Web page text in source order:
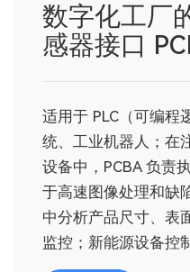
数字化工厂
感器接口
适用于 PLC（可编程
统、工业机器人；在
设备中，PCBA 负责
于高速图像处理和缺
中分析产品尺寸、表
监控；新能源设备